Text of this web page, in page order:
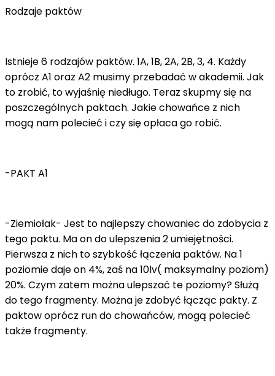
Rodzaje paktów
Istnieje 6 rodzajów paktów. 1A, 1B, 2A, 2B, 3, 4. Każdy
oprócz A1 oraz A2 musimy przebadać w akademii. Jak
to zrobić, to wyjaśnię niedługo. Teraz skupmy się na
poszczególnych paktach. Jakie chowańce z nich
mogą nam polecieć i czy się opłaca go robić.
-PAKT A1
-Ziemiołak- Jest to najlepszy chowaniec do zdobycia z
tego paktu. Ma on do ulepszenia 2 umiejętności.
Pierwsza z nich to szybkość łączenia paktów. Na 1
poziomie daje on 4%, zaś na 10lv( maksymalny poziom)
20%. Czym zatem można ulepszać te poziomy? Służą
do tego fragmenty. Można je zdobyć łącząc pakty. Z
paktow oprócz run do chowańców, mogą polecieć
także fragmenty.